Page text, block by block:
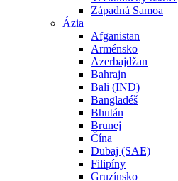
Západná Samoa
Ázia
Afganistan
Arménsko
Azerbajdžan
Bahrajn
Bali (IND)
Bangladéš
Bhután
Brunej
Čína
Dubaj (SAE)
Filipíny
Gruzínsko